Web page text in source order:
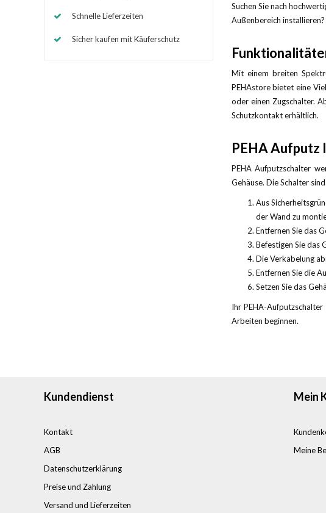
Schnelle Lieferzeiten
Sicher kaufen mit Käuferschutz
Suchen Sie nach
Außenbereich
Mit einem breiten
PEHAstore bietet eine
oder einen Zugschalter.
Schutzkontakt erhältlich.
PEHA Aufputz
PEHA Aufputzschalter
Gehäuse. Die Schalter
Aus
der Wand zu
Entfernen Sie das
Befestigen Sie das
Die Verkabelung
Entfernen Sie die
Setzen Sie das
Ihr PEHA-
Arbeiten beginnen.
Kundendienst
Kontakt
AGB
Datenschutzerklärung
Preise und Zahlung
Versand und Lieferzeiten
Mein
Meine